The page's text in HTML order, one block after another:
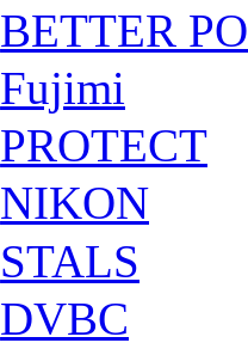
BETTER
Fujimi
PROTECT
NIKON
STALS
DVBC